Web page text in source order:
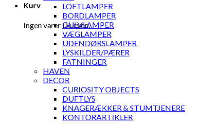
Kurv
Ingen varer i kurven.
LOFTLAMPER
BORDLAMPER
GULVLAMPER
VÆGLAMPER
UDENDØRSLAMPER
LYSKILDER/PÆRER
FATNINGER
HAVEN
DECOR
CURIOSITY OBJECTS
DUFTLYS
KNAGERÆKKER & STUMTJENERE
KONTORARTIKLER